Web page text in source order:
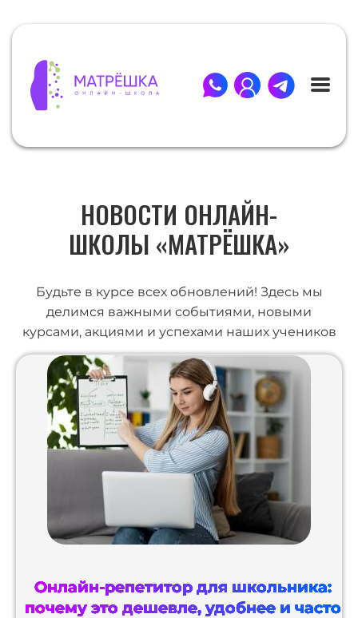
НОВОСТИ ОНЛАЙН-
ШКОЛЫ «МАТРЁШКА»
Будьте в курсе всех обновлений! Здесь мы
делимся важными событиями, новыми
курсами, акциями и успехами наших учеников
Онлайн-репетитор для школьника:
почему это дешевле, удобнее и часто